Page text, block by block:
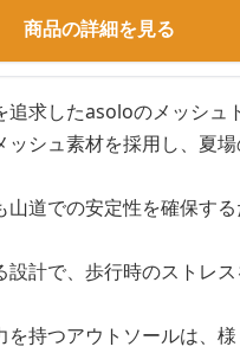
商品の詳細を見る
求したasoloのメッシュ
シュ素材を採用し、夏
山道での安定性を確保す
設計で、歩行時のストレ
持つアウトソールは、